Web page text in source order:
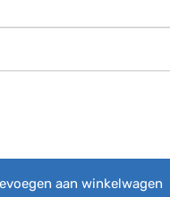
aan winkelwagen